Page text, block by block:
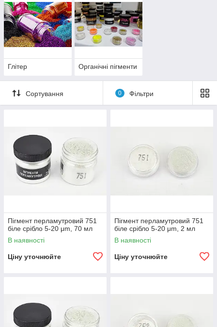
Глітер Органічні пігменти
Сортування 0 Фільтри
Пігмент перламутровий 751
біле срібло 5-20 μm, 70 мл
В наявності
Ціну уточнюйте
Пігмент перламутровий 751
біле срібло 5-20 μm, 2 мл
В наявності
Ціну уточнюйте